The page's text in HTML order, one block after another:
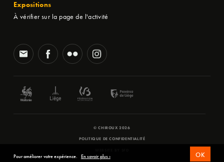
Expositions
À vérifier sur la page de l'activité
© CHIROUX 2026
POLITIQUE DE CONFIDENTIALITÉ
Pour améliorer votre expérience. En savoir plus › OK